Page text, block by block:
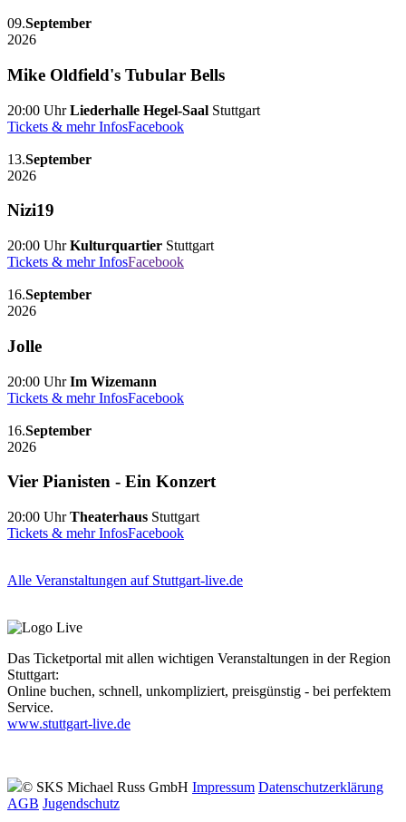
09.September
2026
Mike Oldfield's Tubular Bells
20:00 UhrLiederhalle Hegel-Saal Stuttgart
Tickets & mehr InfosFacebook
13.September
2026
Nizi19
20:00 UhrKulturquartier Stuttgart
Tickets & mehr InfosFacebook
16.September
2026
Jolle
20:00 UhrIm Wizemann
Tickets & mehr InfosFacebook
16.September
2026
Vier Pianisten - Ein Konzert
20:00 UhrTheaterhaus Stuttgart
Tickets & mehr InfosFacebook
Alle Veranstaltungen auf Stuttgart-live.de
Das Ticketportal mit allen wichtigen Veranstaltungen in der Region
Stuttgart:
Online buchen, schnell, unkompliziert, preisgünstig - bei perfektem
Service.
www.stuttgart-live.de
© SKS Michael Russ GmbH Impressum Datenschutz­erklärung
AGB Jugendschutz